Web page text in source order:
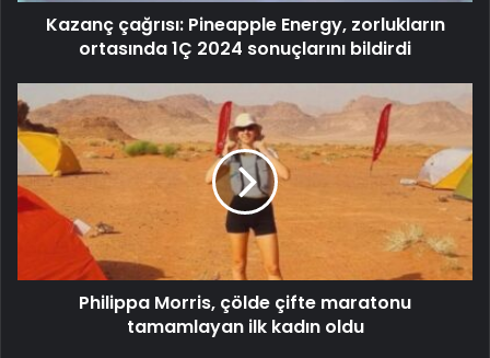
Kazanç çağrısı: Pineapple Energy, zorlukların
ortasında 1Ç 2024 sonuçlarını bildirdi
Philippa Morris, çölde çifte maratonu
tamamlayan ilk kadın oldu